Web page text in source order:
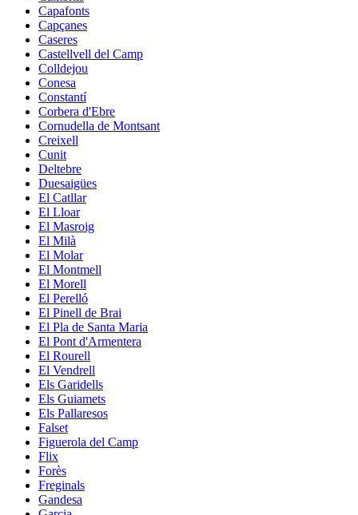
Capafonts
Capçanes
Caseres
Castellvell del Camp
Colldejou
Conesa
Constantí
Corbera d'Ebre
Cornudella de Montsant
Creixell
Cunit
Deltebre
Duesaigües
El Catllar
El Lloar
El Masroig
El Milà
El Molar
El Montmell
El Morell
El Perelló
El Pinell de Brai
El Pla de Santa Maria
El Pont d'Armentera
El Rourell
El Vendrell
Els Garidells
Els Guiamets
Els Pallaresos
Falset
Figuerola del Camp
Flix
Forès
Freginals
Gandesa